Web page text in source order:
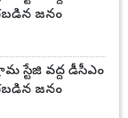
జనం
స్టేజి వద్ద డీసీఎం
జనం